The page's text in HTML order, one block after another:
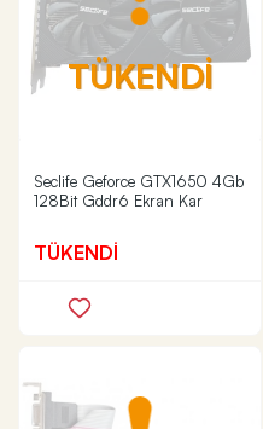
TÜKENDİ
Seclife Geforce GTX1650 4Gb
128Bit Gddr6 Ekran Kar
TÜKENDİ